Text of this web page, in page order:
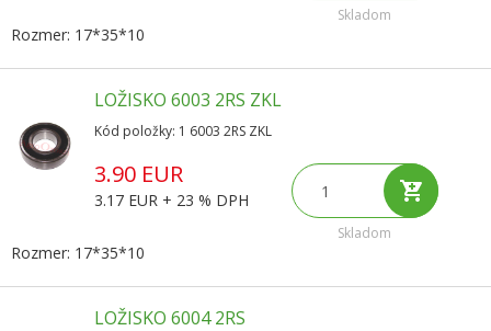
Skladom
Rozmer: 17*35*10
LOŽISKO 6003 2RS ZKL
Kód položky: 1 6003 2RS ZKL
3.90 EUR
3.17 EUR + 23 % DPH
Skladom
Rozmer: 17*35*10
LOŽISKO 6004 2RS